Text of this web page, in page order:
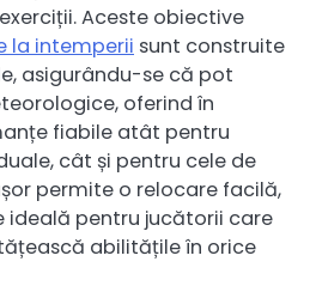
Aceste obiective
la intemperii sunt construite
asigurându-se că pot
oferind în
fiabile atât pentru
cât și pentru cele de
permite o relocare facilă,
ideală pentru jucătorii care
abilitățile în orice